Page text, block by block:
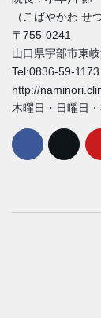
（こばやかわ せつ
〒755-0241
山口県宇部市東
Tel:0836-59-1173
http://
木曜日・日曜日